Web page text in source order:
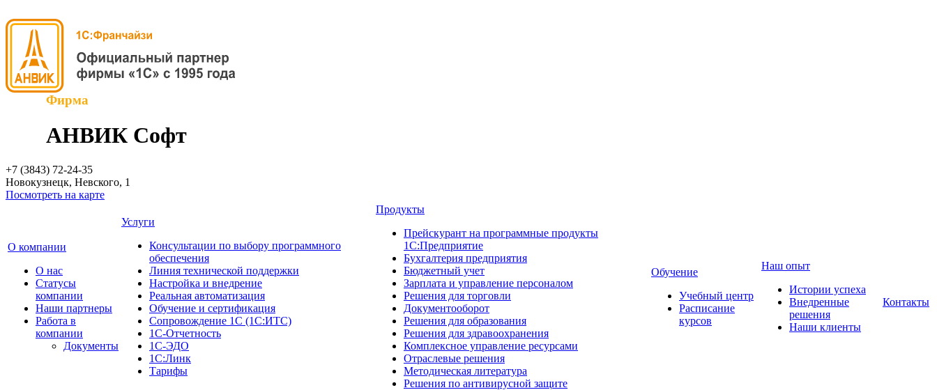
Фирма
АНВИК Софт
+7 (3843) 72-24-35
Новокузнецк, Невского, 1
Посмотреть на карте
О компании
О нас
Cтатусы
компании
Наши партнеры
Работа в
компании
Документы
Услуги
Консультации по выбору программного
обеспечения
Линия технической поддержки
Настройка и внедрение
Реальная автоматизация
Обучение и сертификация
Сопровождение 1С (1С:ИТС)
1С-Отчетность
1С-ЭДО
1С:Линк
Тарифы
Продукты
Прейскурант на программные продукты
1С:Предприятие
Бухгалтерия предприятия
Бюджетный учет
Зарплата и управление персоналом
Решения для торговли
Документооборот
Решения для образования
Решения для здравоохранения
Комплексное управление ресурсами
Отраслевые решения
Методическая литература
Решения по антивирусной защите
Обучение
Учебный центр
Расписание
курсов
Наш опыт
Истории успеха
Внедренные
решения
Наши клиенты
Контакты